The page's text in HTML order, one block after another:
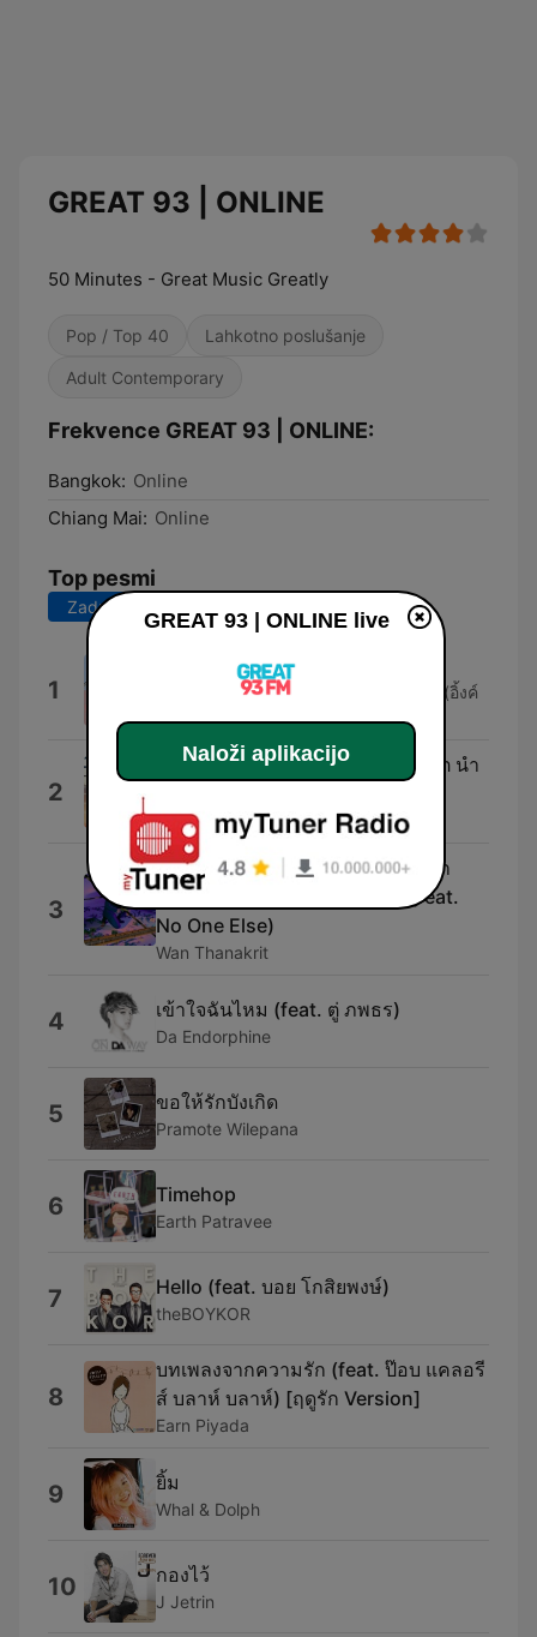
GREAT 93 | ONLINE
50 Minutes - Great Music Greatly
Pop / Top 40 Lahkotno poslušanje
Adult Contemporary
Frekvence GREAT 93 | ONLINE:
Bangkok: Online
Chiang Mai: Online
Top pesmi
Zadnjih 7 dni
1
Let's Scoop Colorful Colorfun
Three Man Down และ Ink Waruntorn (อิ้งค์
วรันธร)
2
อุปสรรคก่อให้รักบังเกิด (feat. สิงโต นำ
Potato
3
แล้วคดีฆาตกรรมในห้องปิดตายก็ถูก
คลี่คลายได้ด้วยรอยยิ้มของเธอ (feat.
No One Else)
Wan Thanakrit
4 เข้าใจฉันไหม (feat. ตู่ ภพธร)
Da Endorphine
5 ขอให้รักบังเกิด
Pramote Wilepana
6 Timehop
Earth Patravee
7 Hello (feat. บอย โกสิยพงษ์)
theBOYKOR
8
บทเพลงจากความรัก (feat. ป๊อบ แคลอรี
ส์ บลาห์ บลาห์) [ฤดูรัก Version]
Earn Piyada
9 ยิ้ม
Whal & Dolph
10 กองไว้
J Jetrin
GREAT 93 | ONLINE live
Naloži aplikacijo